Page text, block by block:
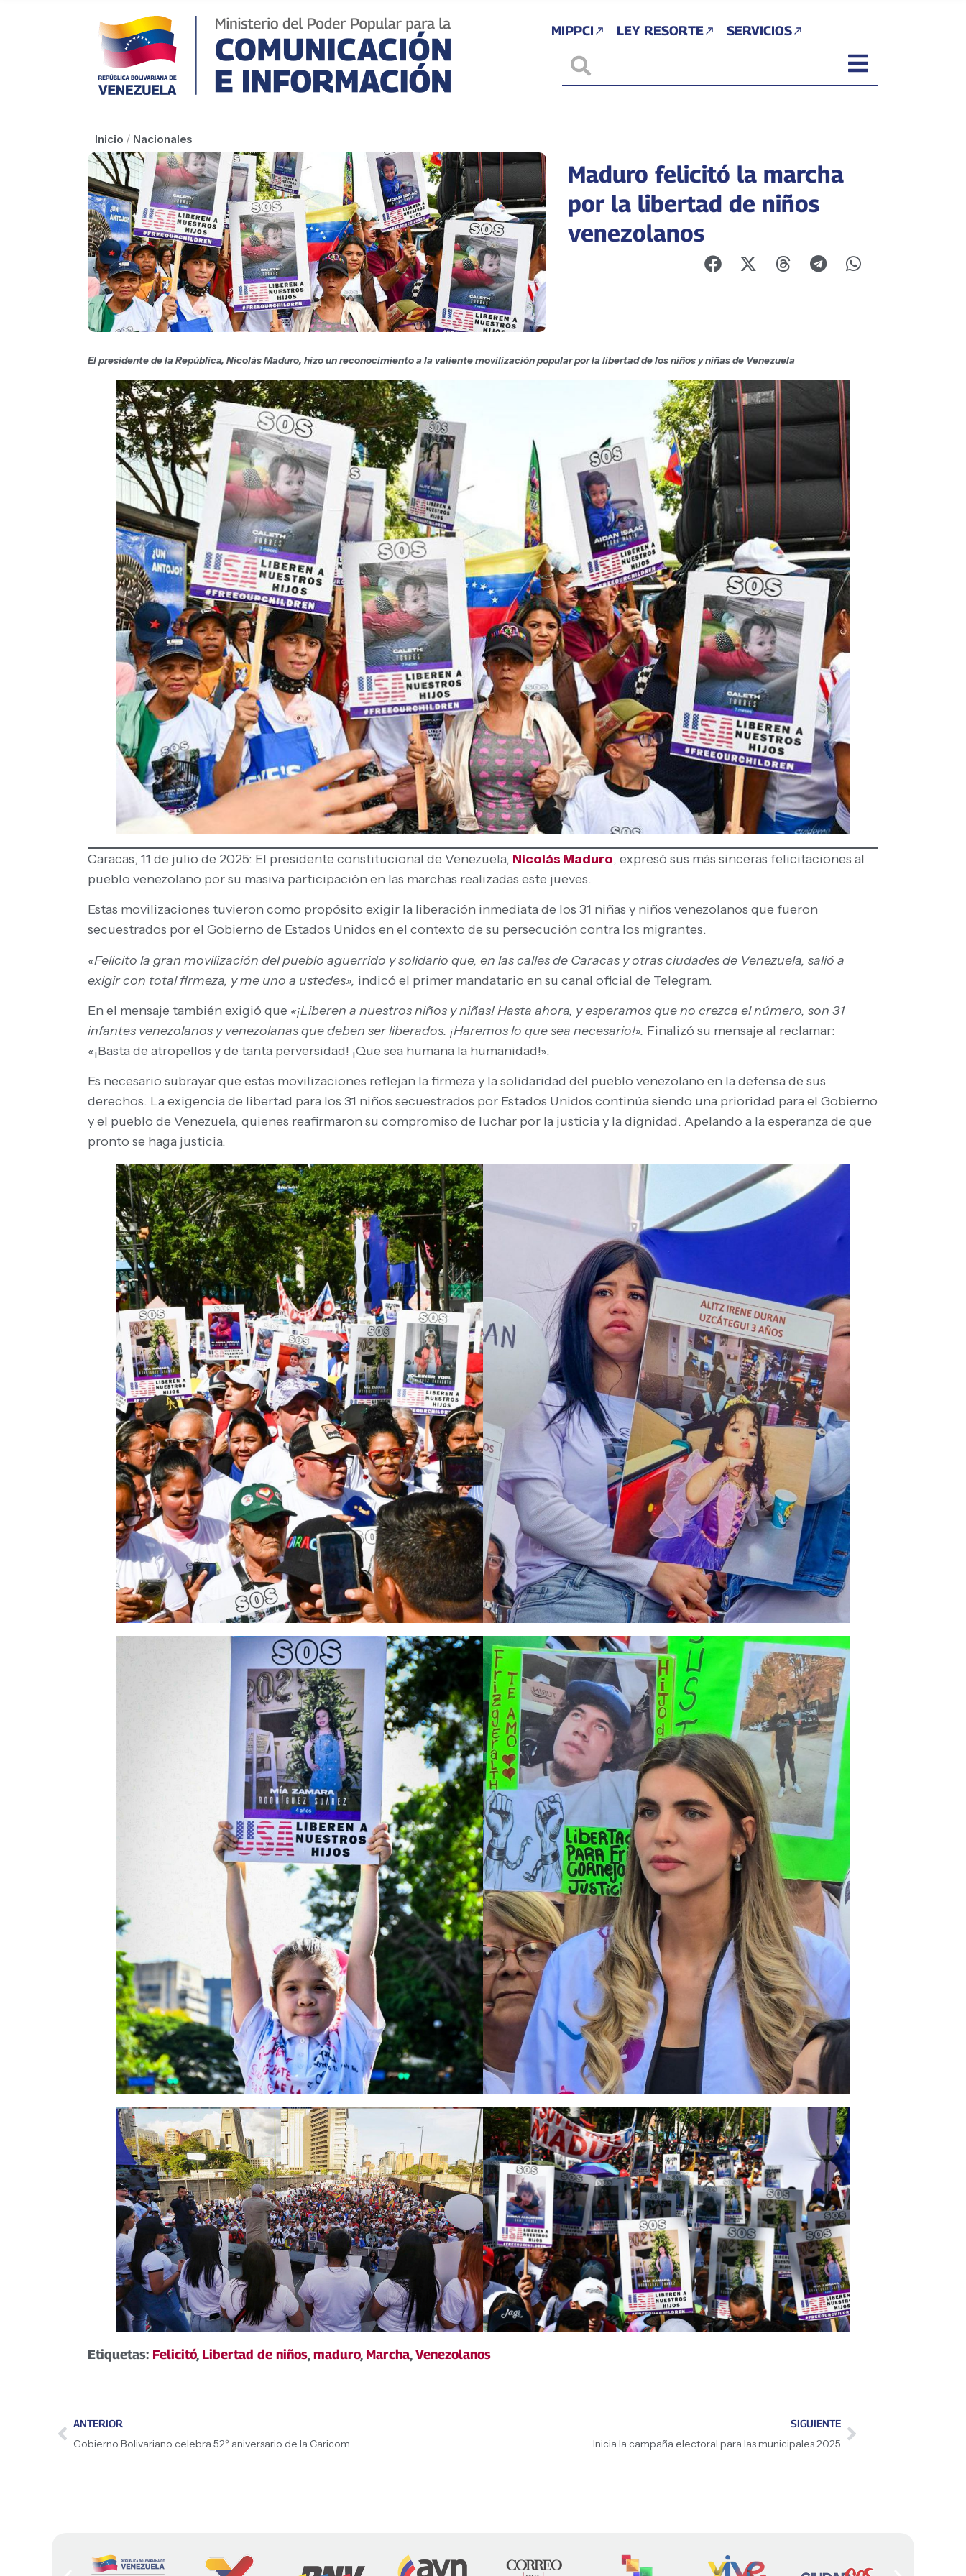
MIPPCI LEY RESORTE SERVICIOS
Inicio / Nacionales
Maduro felicitó la marcha
por la libertad de niños
venezolanos
El presidente de la República, Nicolás Maduro, hizo un reconocimiento a la valiente movilización popular por la libertad de los niños y niñas de Venezuela
Caracas, 11 de julio de 2025: El presidente constitucional de Venezuela, Nicolás Maduro, expresó sus más sinceras felicitaciones al
pueblo venezolano por su masiva participación en las marchas realizadas este jueves.
Estas movilizaciones tuvieron como propósito exigir la liberación inmediata de los 31 niñas y niños venezolanos que fueron
secuestrados por el Gobierno de Estados Unidos en el contexto de su persecución contra los migrantes.
«Felicito la gran movilización del pueblo aguerrido y solidario que, en las calles de Caracas y otras ciudades de Venezuela, salió a
exigir con total firmeza, y me uno a ustedes», indicó el primer mandatario en su canal oficial de Telegram.
En el mensaje también exigió que «¡Liberen a nuestros niños y niñas! Hasta ahora, y esperamos que no crezca el número, son 31
infantes venezolanos y venezolanas que deben ser liberados. ¡Haremos lo que sea necesario!». Finalizó su mensaje al reclamar:
«¡Basta de atropellos y de tanta perversidad! ¡Que sea humana la humanidad!».
Es necesario subrayar que estas movilizaciones reflejan la firmeza y la solidaridad del pueblo venezolano en la defensa de sus
derechos. La exigencia de libertad para los 31 niños secuestrados por Estados Unidos continúa siendo una prioridad para el Gobierno
y el pueblo de Venezuela, quienes reafirmaron su compromiso de luchar por la justicia y la dignidad. Apelando a la esperanza de que
pronto se haga justicia.
Etiquetas: Felicitó, Libertad de niños,maduro, Marcha,Venezolanos
ANTERIOR
Gobierno Bolivariano celebra 52º aniversario de la Caricom
SIGUIENTE
Inicia la campaña electoral para las municipales 2025